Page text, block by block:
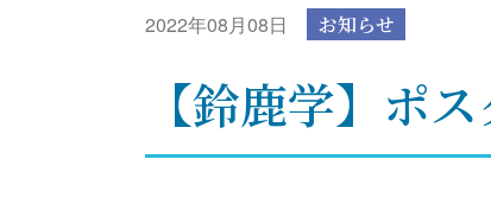
2022年08月08日 お知らせ
【鈴鹿学】ポ